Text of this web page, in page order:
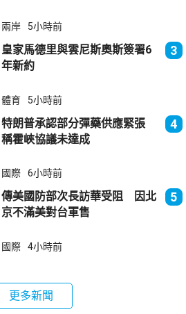
兩岸 5小時前
皇家馬德里與雲尼斯奧斯簽署6
年新約
3
體育 5小時前
特朗普承認部分彈藥供應緊張
稱霍峽協議未達成
4
國際 6小時前
傳美國防部次長訪華受阻 因北
京不滿美對台軍售
5
國際 4小時前
更多新聞